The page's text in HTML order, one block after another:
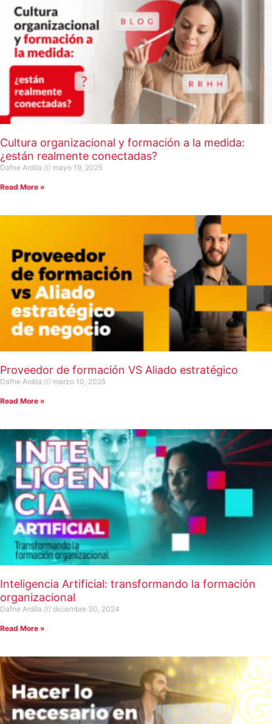
Cultura organizacional y formación a la medida:
¿están realmente conectadas?
Dafne Ardila mayo 19, 2025
Read More »
Proveedor de formación VS Aliado estratégico
Dafne Ardila marzo 10, 2025
Read More »
Inteligencia Artificial: transformando la formación
organizacional
Dafne Ardila diciembre 30, 2024
Read More »